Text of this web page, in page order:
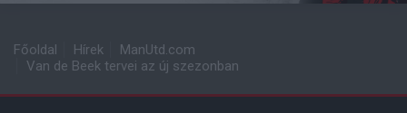
Főoldal Hírek
ManUtd.com
Van de Beek tervei az új szezonban